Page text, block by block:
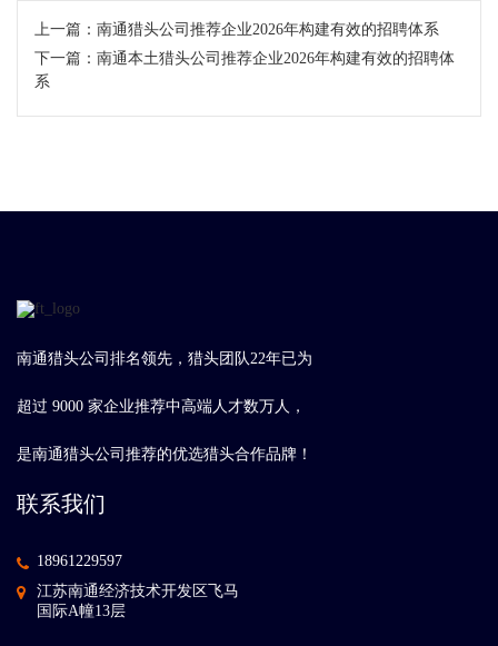
上一篇： 南通猎头公司推荐企业2026年构建有效的招聘体系
下一篇： 南通本土猎头公司推荐企业2026年构建有效的招聘体
系
南通猎头公司排名领先，猎头团队22年已为
超过 9000 家企业推荐中高端人才数万人，
是南通猎头公司推荐的优选猎头合作品牌！
联系我们
18961229597
江苏南通经济技术开发区飞马
国际A幢13层